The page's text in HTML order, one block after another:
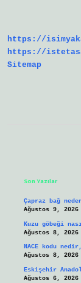
https://
https://
Sitemap
Son Yazılar
Çapraz bağ
Ağustos 9, 2026
Kuzu göbeği
Ağustos 8, 2026
NACE kodu
Ağustos 8, 2026
Eskişehir
Ağustos 6, 2026